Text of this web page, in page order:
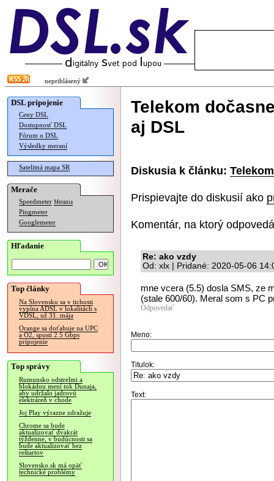
neprihlásený
DSL pripojenie
Ceny DSL
Dostupnosť DSL
Fórum o DSL
Výsledky meraní
Satelitná mapa SR
Merače
Speedmeter Merania
Pingmeter
Googlemeter
Hľadanie
Top články
Na Slovensku sa v tichosti
vypína ADSL v lokalitách s
VDSL, už 31. mája
Orange sa doťahuje na UPC
a O2, spustí 2.5 Gbps
pripojenie
Top správy
Rumunsko odstrelmi a
blokádou mení tok Dunaja,
aby udržalo jadrovú
elektráreň v chode
Joj Play výrazne zdražuje
Chrome sa bude
aktualizovať dvakrát
týždenne, v budúcnosti sa
bude aktualizovať bez
reštartov
Slovensko.sk má opäť
technické problémy
Telekom
aj DSL
Diskusia k článku:
Prispievajte do diskusií ako
Komentár, na ktorý
Re: ako vzdy
Od: xlx | Pridané: 2020-05-06
mne vcera (5.5) dosla SMS, ze
(stale 600/60). Meral som s PC
Odpovedať
Meno:
Titulok:
Text: